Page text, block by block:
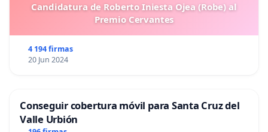
Candidatura de Roberto Iniesta Ojea (Robe) al
Premio Cervantes
4 194 firmas
20 Jun 2024
Conseguir cobertura móvil para Santa Cruz del
Valle Urbión